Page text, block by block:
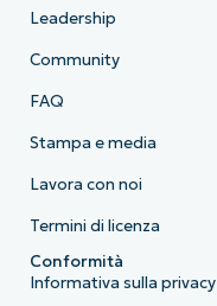
Leadership
Community
FAQ
Stampa e media
Lavora con noi
Termini di licenza
Conformità
Informativa sulla privacy